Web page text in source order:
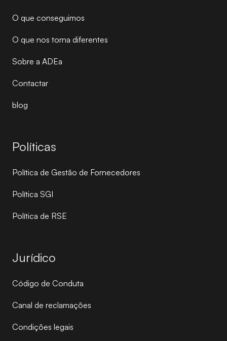
O que conseguimos
O que nos torna diferentes
Sobre a ADEa
Contactar
blog
Políticas
Política de Gestão de Fornecedores
Política SGI
Política de RSE
Jurídico
Código de Conduta
Canal de reclamações
Condições legais